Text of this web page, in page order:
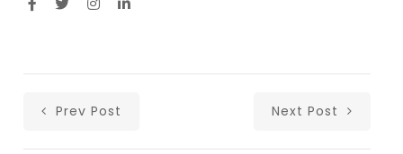
Prev Post Next Post